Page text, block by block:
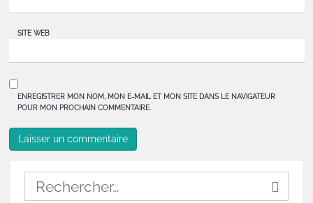
SITE WEB
ENREGISTRER MON NOM, MON E-MAIL ET MON SITE DANS LE NAVIGATEUR
POUR MON PROCHAIN COMMENTAIRE.